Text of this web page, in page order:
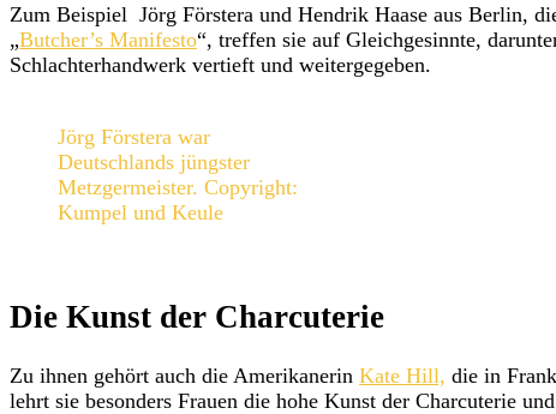
Zum Beispiel Jörg Förstera und Hendrik Haase aus Berlin,
„Butcher’s Manifesto“, treffen sie auf Gleichgesinnte,
Schlachterhandwerk vertieft und weitergegeben.
Jörg Förstera war
Deutschlands jüngster
Metzgermeister. Copyright:
Kumpel und Keule
Die Kunst der Charcuterie
Zu ihnen gehört auch die Amerikanerin Kate Hill, die in
lehrt sie besonders Frauen die hohe Kunst der Charcuterie